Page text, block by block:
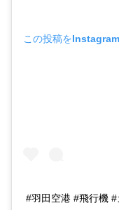
この投稿を
#羽田空港 #飛行機